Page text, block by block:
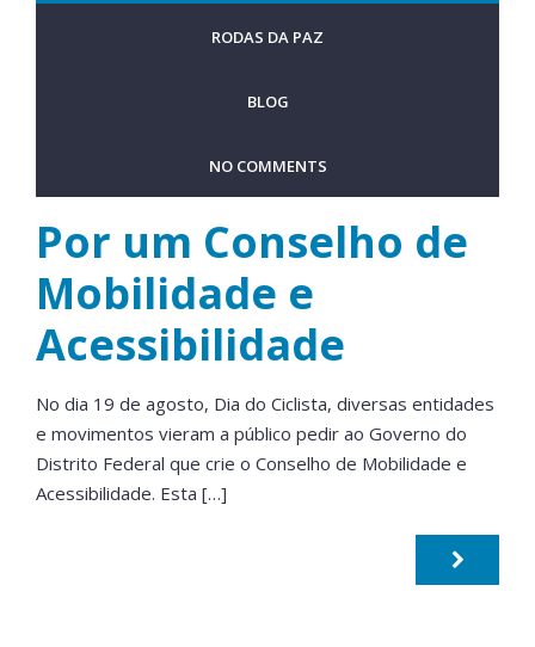
RODAS DA PAZ
BLOG
NO COMMENTS
Por um Conselho de
Mobilidade e
Acessibilidade
No dia 19 de agosto, Dia do Ciclista, diversas entidades
e movimentos vieram a público pedir ao Governo do
Distrito Federal que crie o Conselho de Mobilidade e
Acessibilidade. Esta […]